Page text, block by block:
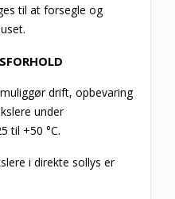
til at forsegle og
drift, opbevaring
under
til +50 °C.
i direkte sollys er